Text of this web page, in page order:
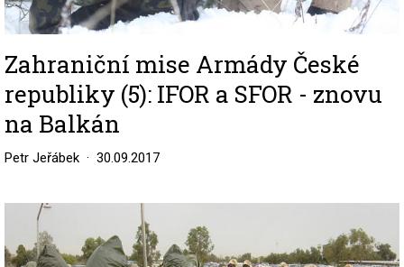
Zahraniční mise Armády České
republiky (5): IFOR a SFOR - znovu
na Balkán
Petr Jeřábek 30.09.2017
Image